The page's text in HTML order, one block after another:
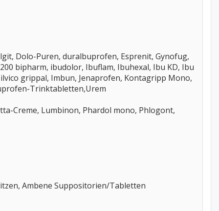
Dolo-Puren, duralbuprofen, Esprenit, Gynofug,
bipharm, ibudolor, Ibuflam, Ibuhexal, Ibu KD, Ibu
grippal, Imbun, Jenaprofen, Kontagripp Mono,
Trinktabletten,Urem
Creme, Lumbinon, Phardol mono, Phlogont,
Ambene Suppositorien/Tabletten